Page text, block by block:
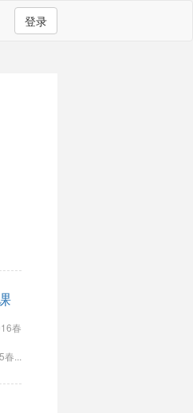
登录
春
...